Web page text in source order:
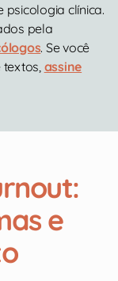
psicologia clínica.
pela
. Se você
assine
e